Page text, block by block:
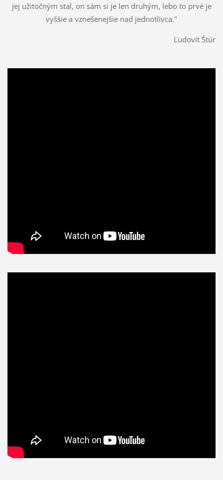
jej užitočným stal, on sám si je len druhým, lebo to prvé je
vyššie a vznešenejšie nad jednotlivca."
Ľudovít Štúr